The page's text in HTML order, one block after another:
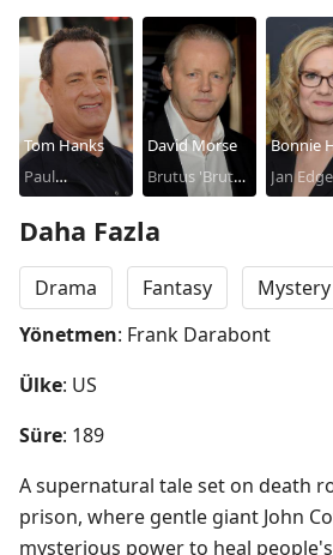
Tom Hanks
Paul
David Morse
Brutus 'Brutal'
Bonnie
Jan
Daha Fazla
Drama Fantasy
Mystery
Yönetmen: Frank Darabont
Ülke: US
Süre: 189
A supernatural tale set on death
prison, where gentle giant John
mysterious power to heal